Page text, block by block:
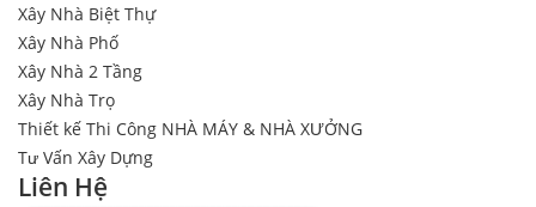
Xây Nhà Biệt Thự
Xây Nhà Phố
Xây Nhà 2 Tầng
Xây Nhà Trọ
Thiết kế Thi Công NHÀ MÁY & NHÀ XƯỞNG
Tư Vấn Xây Dựng
Liên Hệ